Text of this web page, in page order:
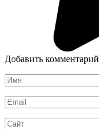
Добавить комментарий
Имя
*
Email
*
Сайт